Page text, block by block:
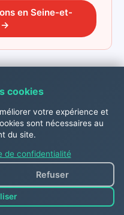
en Seine-et-
→
aussi
L Etang
Guêpes englobe
de frelons dans les
Champdeuil
cookies
votre expérience et
sont nécessaires au
du site.
de confidentialité
Refuser